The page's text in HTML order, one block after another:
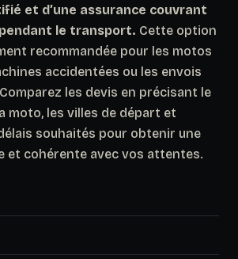
et d’une assurance couvrant
le transport. Cette option
recommandée pour les motos
accidentées ou les envois
les devis en précisant le
moto, les villes de départ et
souhaités pour obtenir une
et cohérente avec vos attentes.